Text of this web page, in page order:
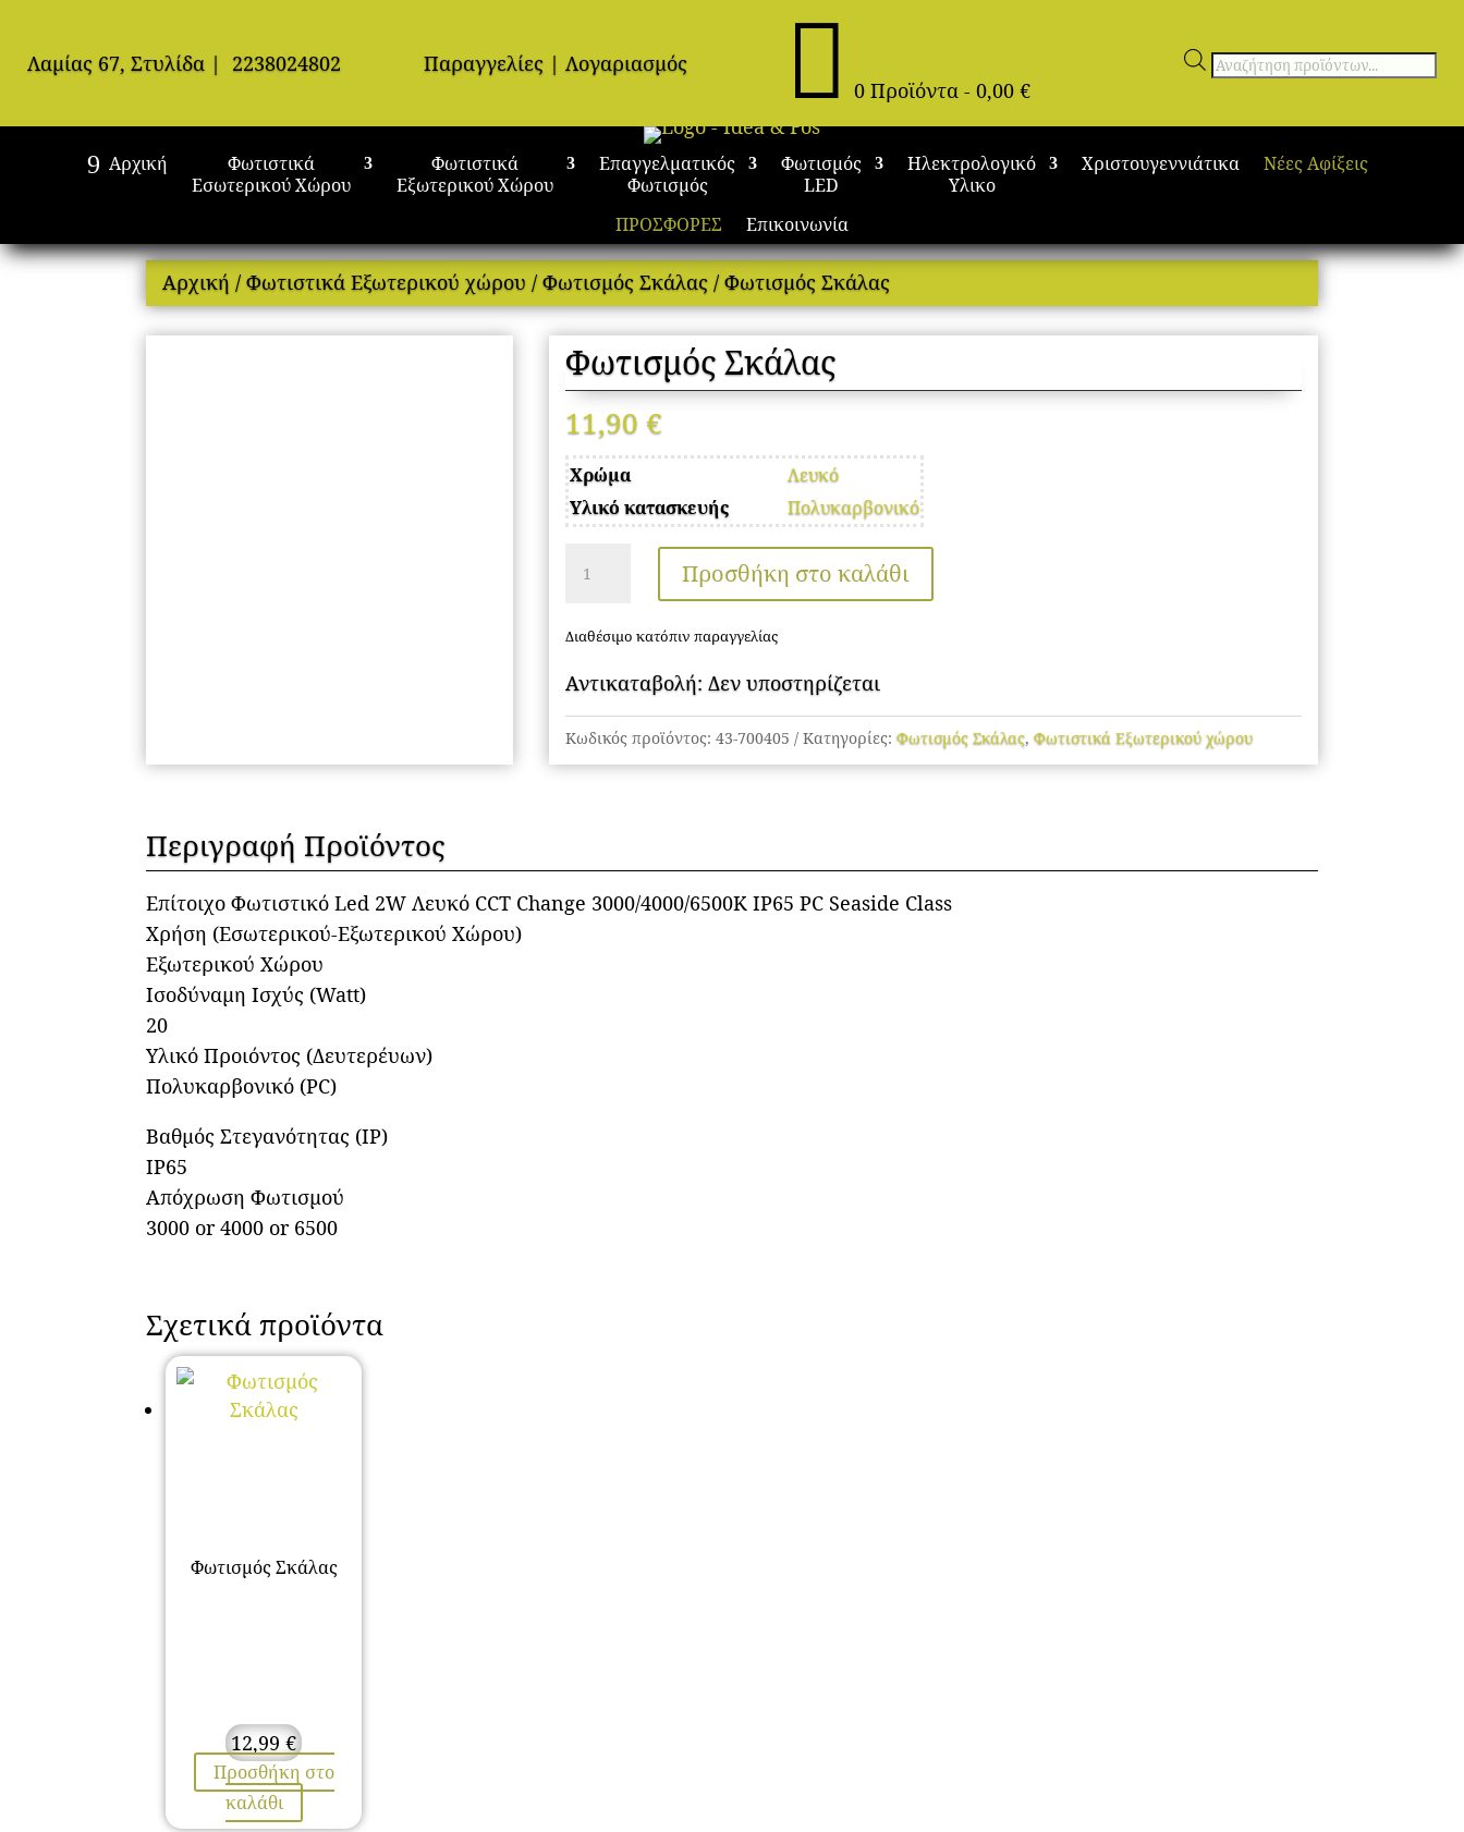
Λαμίας 67, Στυλίδα | 2238024802 Παραγγελίες |Λογαριασμός  0 Προϊόντα - 0,00€
Αναζήτηση
Αρχική
Φωτιστικά
Εσωτερικού Χώρου
Φωτιστικά
Εξωτερικού Χώρου
Επαγγελματικός
Φωτισμός
Φωτισμός
LED
Ηλεκτρολογικό
Υλικο
Χριστουγεννιάτικα Νέες Αφίξεις
ΠΡΟΣΦΟΡΕΣ Επικοινωνία
Αρχική /Φωτιστικά Εξωτερικού χώρου /Φωτισμός Σκάλας / Φωτισμός Σκάλας
Φωτισμός Σκάλας
11,90 €
Χρώμα
Λευκό
Υλικό κατασκευής
Πολυκαρβονικό
Σκάλας
Προσθήκη στο καλάθι
Διαθέσιμο κατόπιν παραγγελίας
Αντικαταβολή: Δεν υποστηρίζεται
Κωδικός προϊόντος: 43-700405 Κατηγορίες: Φωτισμός Σκάλας, Φωτιστικά Εξωτερικού χώρου
Περιγραφή Προϊόντος
Επίτοιχο Φωτιστικό Led 2W Λευκό CCT Change 3000/4000/6500K IP65 PC Seaside Class
Χρήση (Εσωτερικού-Εξωτερικού Χώρου)
Εξωτερικού Χώρου
Ισοδύναμη Ισχύς (Watt)
20
Υλικό Προιόντος (Δευτερέυων)
Πολυκαρβονικό (PC)
Βαθμός Στεγανότητας (IP)
IP65
Απόχρωση Φωτισμού
3000 or 4000 or 6500
Σχετικά προϊόντα
Φωτισμός Σκάλας
12,99 €
Προσθήκη στο
καλάθι